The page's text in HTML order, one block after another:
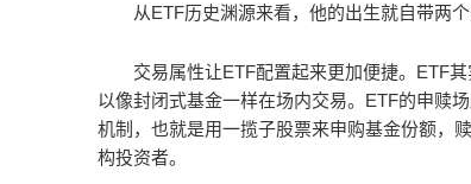
从ETF历史渊源来看，他的出生就自带两
交易属性让ETF配置起来更加便捷。ETF
以像封闭式基金一样在场内交易。ETF的申赎
机制，也就是用一揽子股票来申购基金份额，
构投资者。